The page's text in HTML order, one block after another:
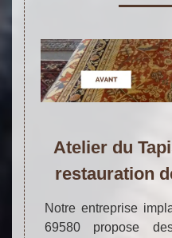
Atelier du
restauration
Notre entreprise
69580 propose